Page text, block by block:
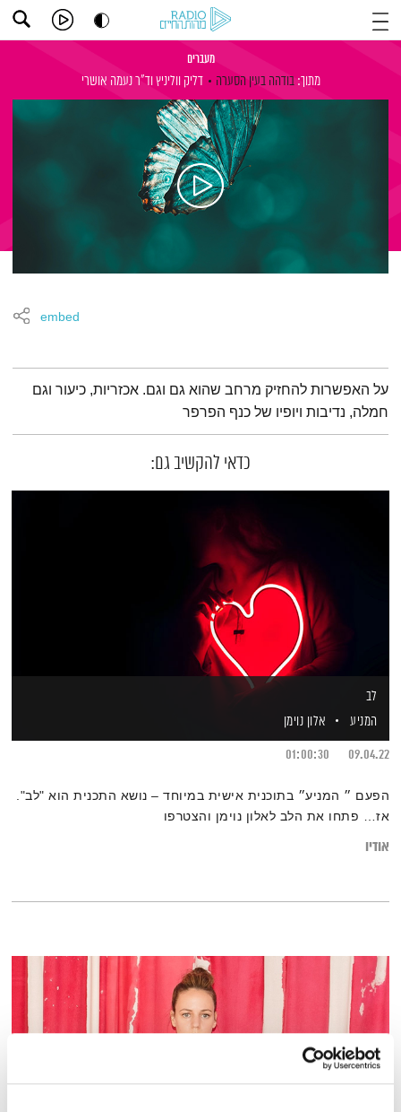
מעברים
מתוך: בודהה בעין הסערה דליק ווליניץ וד"ר נעמה אושרי
embed
תמצית הפודקאסט
על האפשרות להחזיק מרחב שהוא גם וגם. אכזריות, כיעור וגם
חמלה, נדיבות ויופיו של כנף הפרפר
כדאי להקשיב גם:
לב
המניע
אלון נוימן
09.04.22
01:00:30
הפעם ״ המניע״ בתוכנית אישית במיוחד – נושא התכנית הוא "לב".
אז… פתחו את הלב לאלון נוימן והצטרפו
אודיו